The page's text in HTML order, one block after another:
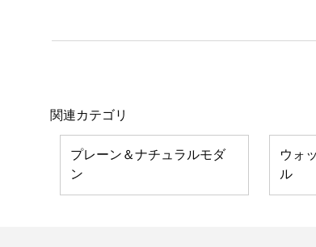
関連カテゴリ
プレーン＆ナチュラルモダ
ン
ウォ
ル